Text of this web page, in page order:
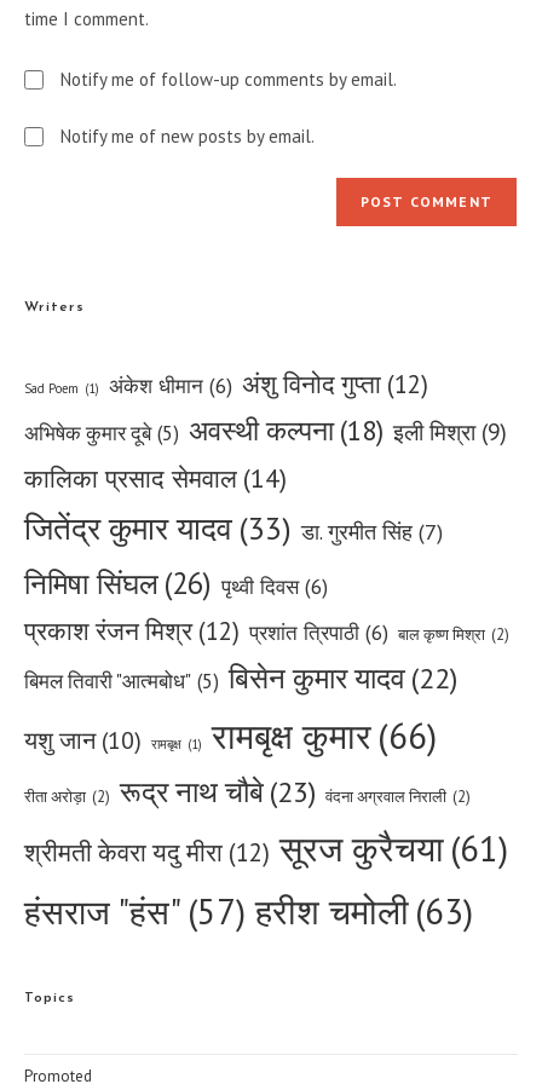
time I comment.
Notify me of follow-up comments by email.
Notify me of new posts by email.
Writers
Sad Poem (1) अंकेश धीमान (6) अंशु विनोद गुप्ता (12)
अभिषेक कुमार दूबे (5) अवस्थी कल्पना (18) इली मिश्रा (9)
कालिका प्रसाद सेमवाल (14)
जितेंद्र कुमार यादव (33) डा. गुरमीत सिंह (7)
निमिषा सिंघल(26) पृथ्वी दिवस (6)
प्रकाश रंजन मिश्र (12) प्रशांत त्रिपाठी (6) बाल कृष्ण मिश्रा (2)
बिमल तिवारी "आत्मबोध" (5) बिसेन कुमार यादव(22)
यशु जान (10) रामबृक्ष (1) रामबृक्ष कुमार(66)
रीता अरोड़ा (2) रूद्र नाथ चौबे(23) वंदना अग्रवाल निराली (2)
श्रीमती केवरा यदु मीरा (12) सूरज कुरैचया(61)
हंसराज "हंस" (57) हरीश चमोली(63)
Topics
Promoted